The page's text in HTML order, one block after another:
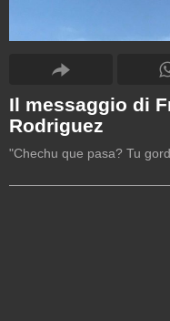
Il messaggio di
Rodriguez
"Chechu que pasa? Tu